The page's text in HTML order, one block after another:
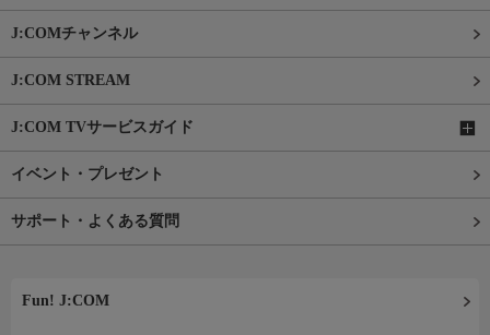
J:COMチャンネル
J:COM STREAM
J:COM TVサービスガイド
イベント・プレゼント
サポート・よくある質問
Fun! J:COM